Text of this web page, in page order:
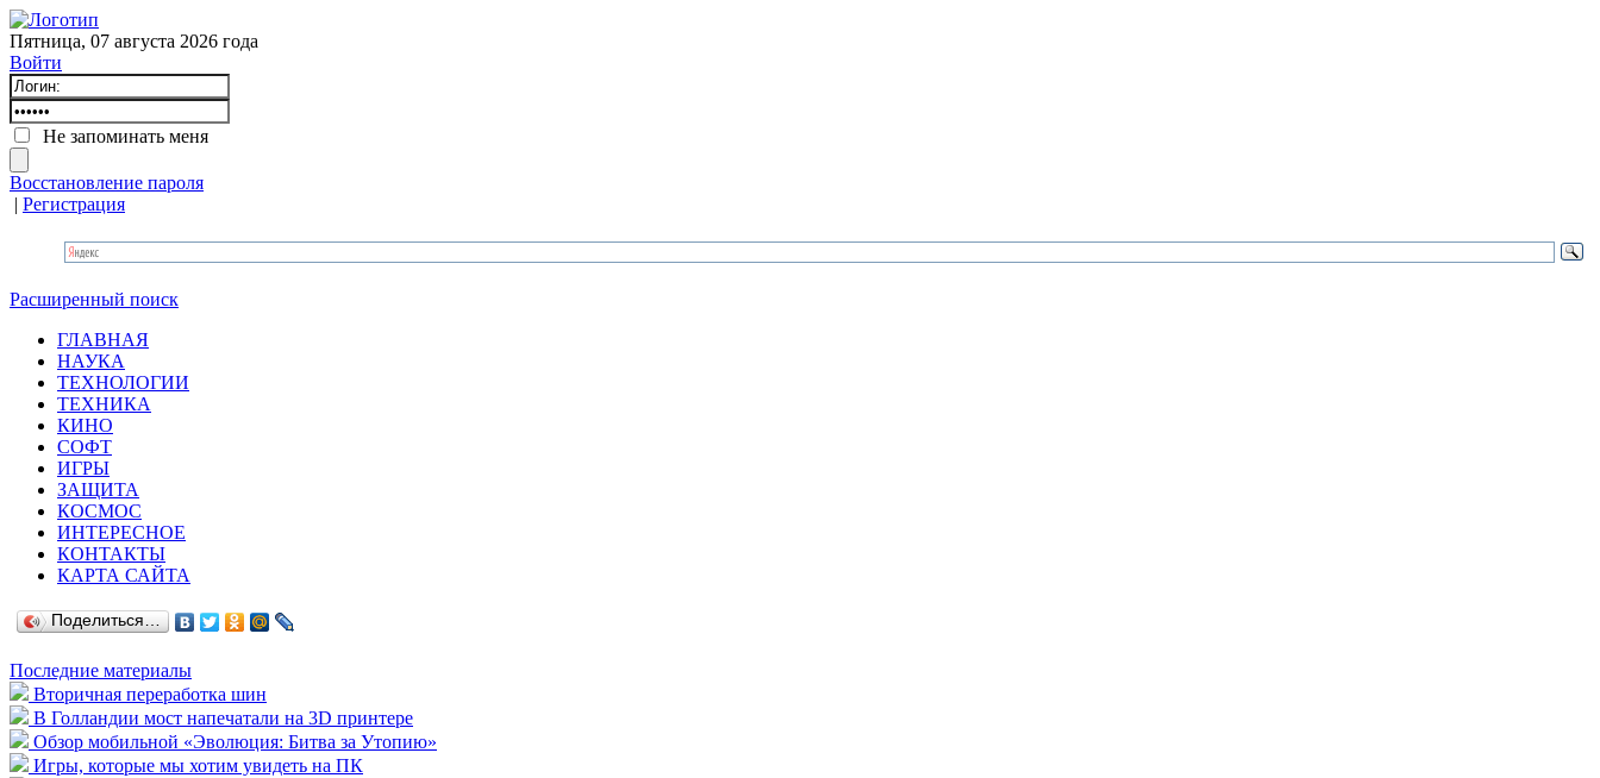
Пятница, 07 августа 2026 года
Войти
Не запоминать меня
Восстановление пароля
| Регистрация
Расширенный поиск
ГЛАВНАЯ
НАУКА
ТЕХНОЛОГИИ
ТЕХНИКА
КИНО
СОФТ
ИГРЫ
ЗАЩИТА
КОСМОС
ИНТЕРЕСНОЕ
КОНТАКТЫ
КАРТА САЙТА
Поделиться…
Последние материалы
Вторичная переработка шин
В Голландии мост напечатали на 3D принтере
Обзор мобильной «Эволюция: Битва за Утопию»
Игры, которые мы хотим увидеть на ПК